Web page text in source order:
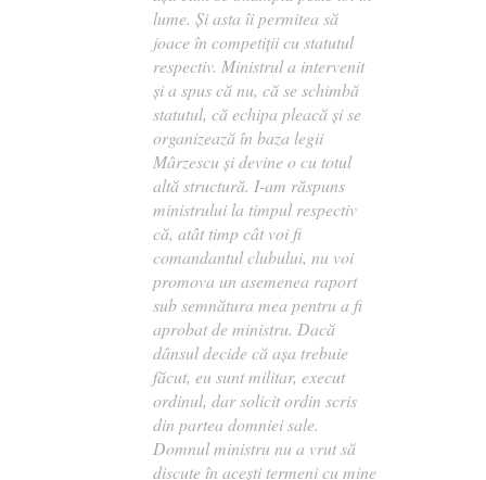
lume. Și asta îi permitea să
joace în competiții cu statutul
respectiv. Ministrul a intervenit
și a spus că nu, că se schimbă
statutul, că echipa pleacă și se
organizează în baza legii
Mârzescu și devine o cu totul
altă structură. I-am răspuns
ministrului la timpul respectiv
că, atât timp cât voi fi
comandantul clubului, nu voi
promova un asemenea raport
sub semnătura mea pentru a fi
aprobat de ministru. Dacă
dânsul decide că așa trebuie
făcut, eu sunt militar, execut
ordinul, dar solicit ordin scris
din partea domniei sale.
Domnul ministru nu a vrut să
discute în acești termeni cu mine